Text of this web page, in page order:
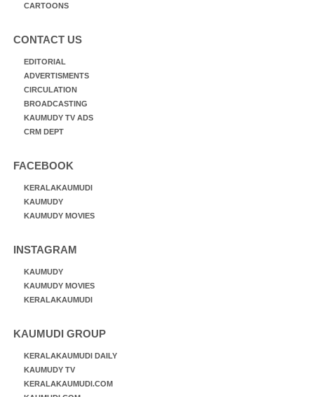
CARTOONS
CONTACT US
EDITORIAL
ADVERTISMENTS
CIRCULATION
BROADCASTING
KAUMUDY TV ADS
CRM DEPT
FACEBOOK
KERALAKAUMUDI
KAUMUDY
KAUMUDY MOVIES
INSTAGRAM
KAUMUDY
KAUMUDY MOVIES
KERALAKAUMUDI
KAUMUDI GROUP
KERALAKAUMUDI DAILY
KAUMUDY TV
KERALAKAUMUDI.COM